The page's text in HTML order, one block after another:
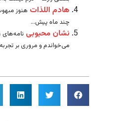
هادم اللذات هنوز
چند ماه پیش...
نشان محبوبی
می‌خواندم و مروری بر